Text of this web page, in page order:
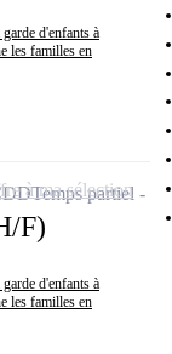
d'enfants à
les familles en
F)
d'enfants à
les familles en
Temps partiel
à ma sélection